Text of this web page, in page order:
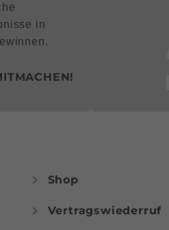
in
Shop
Vertragswiederruf